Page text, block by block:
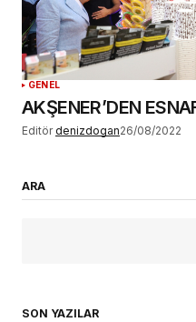
GENEL
AKŞENER’DEN
Editör denizdogan26/08/2022
ARA
SON YAZILAR